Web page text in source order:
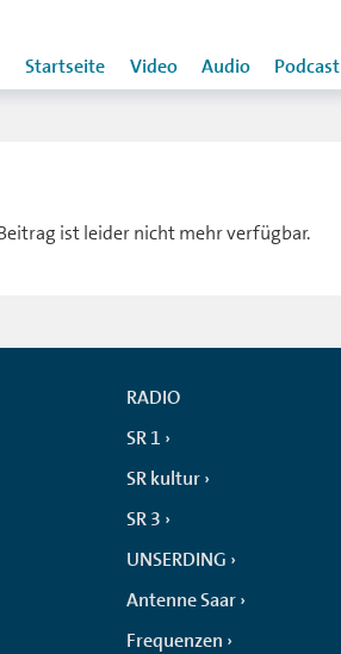
Startseite Video Audio Podcast
ist leider nicht mehr verfügbar.
RADIO
SR 1
SR kultur
SR 3
UNSERDING
Antenne Saar
Frequenzen